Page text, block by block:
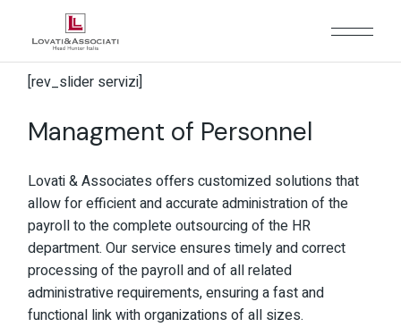
[rev_slider servizi]
Managment of Personnel
Lovati & Associates offers customized solutions that
allow for efficient and accurate administration of the
payroll to the complete outsourcing of the HR
department. Our service ensures timely and correct
processing of the payroll and of all related
administrative requirements, ensuring a fast and
functional link with organizations of all sizes.